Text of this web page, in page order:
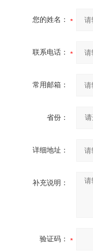
您的姓名：
联系电话：
常用邮箱：
省份：
详细地址：
补充说明：
验证码：